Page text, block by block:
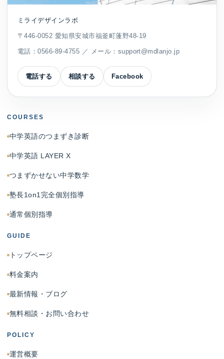
ミライデザインラボ
〒446-0052 愛知県安城市福釜町蓬野48-19
電話：0566-89-4755 ／ メール： support@mdlanjo.jp
電話する 相談する Facebook
COURSES
中学英語のつまずき診断
中学英語 LAYER X
つまずかせない中学数学
塾長1on1完全個別指導
通常個別指導
GUIDE
トップページ
料金案内
最新情報・ブログ
無料相談・お問い合わせ
POLICY
運営概要